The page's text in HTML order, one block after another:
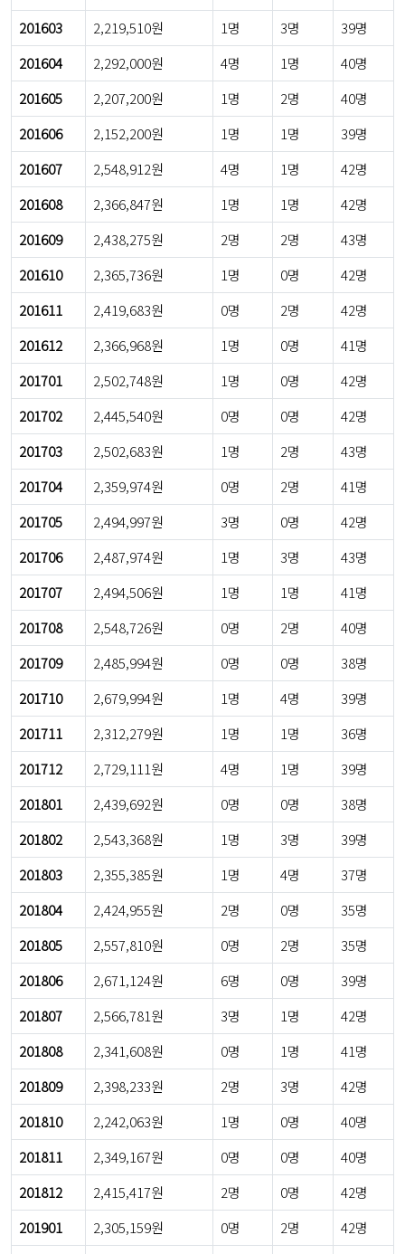
201603
2,219,510원 1명 3명
39명
201604
2,292,000원 4명 1명
40명
201605
2,207,200원 1명 2명
40명
201606
2,152,200원 1명 1명
39명
201607
2,548,912원 4명 1명
42명
201608
2,366,847원 1명 1명
42명
201609
2,438,275원 2명 2명
43명
201610
2,365,736원 1명 0명
42명
201611
2,419,683원 0명 2명
42명
201612
2,366,968원 1명 0명
41명
201701
2,502,748원 1명 0명
42명
201702
2,445,540원 0명 0명
42명
201703
2,502,683원 1명 2명
43명
201704
2,359,974원 0명 2명
41명
201705
2,494,997원 3명 0명
42명
201706
2,487,974원 1명 3명
43명
201707
2,494,506원 1명 1명
41명
201708
2,548,726원 0명 2명
40명
201709
2,485,994원 0명 0명
38명
201710
2,679,994원 1명 4명
39명
201711
2,312,279원 1명 1명
36명
201712
2,729,111원 4명 1명
39명
201801
2,439,692원 0명 0명
38명
201802
2,543,368원 1명 3명
39명
201803
2,355,385원 1명 4명
37명
201804
2,424,955원 2명 0명
35명
201805
2,557,810원 0명 2명
35명
201806
2,671,124원 6명 0명
39명
201807
2,566,781원 3명 1명
42명
201808
2,341,608원 0명 1명
41명
201809
2,398,233원 2명 3명
42명
201810
2,242,063원 1명 0명
40명
201811
2,349,167원 0명 0명
40명
201812
2,415,417원 2명 0명
42명
201901
2,305,159원 0명 2명
42명